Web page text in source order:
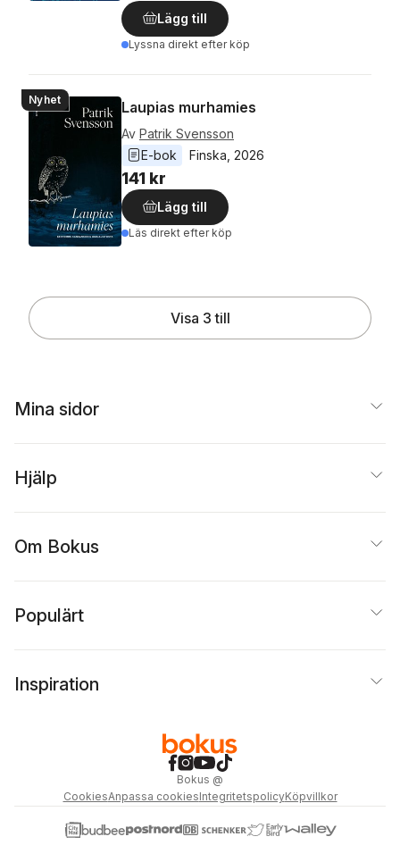
Lägg till
Lyssna direkt efter köp
Nyhet Laupias murhamies
Av Patrik Svensson
E-bok
Finska 2026
141 kr
Lägg till
Läs direkt efter köp
Visa 3 till
Mina sidor
Hjälp
Om Bokus
Populärt
Inspiration
Bokus @
CookiesAnpassa cookiesIntegritetspolicyKöpvillkor